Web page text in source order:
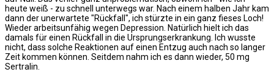
heute weiß - zu schnell unterwegs war. Nach einem halben Jahr kam
dann der unerwartete "Rückfall", ich stürzte in ein ganz fieses Loch!
Wieder arbeitsunfähig wegen Depression. Natürlich hielt ich das
damals für einen Rückfall in die Ursprungserkrankung. Ich wusste
nicht, dass solche Reaktionen auf einen Entzug auch nach so langer
Zeit kommen können. Seitdem nahm ich es dann wieder, 50 mg
Sertralin.